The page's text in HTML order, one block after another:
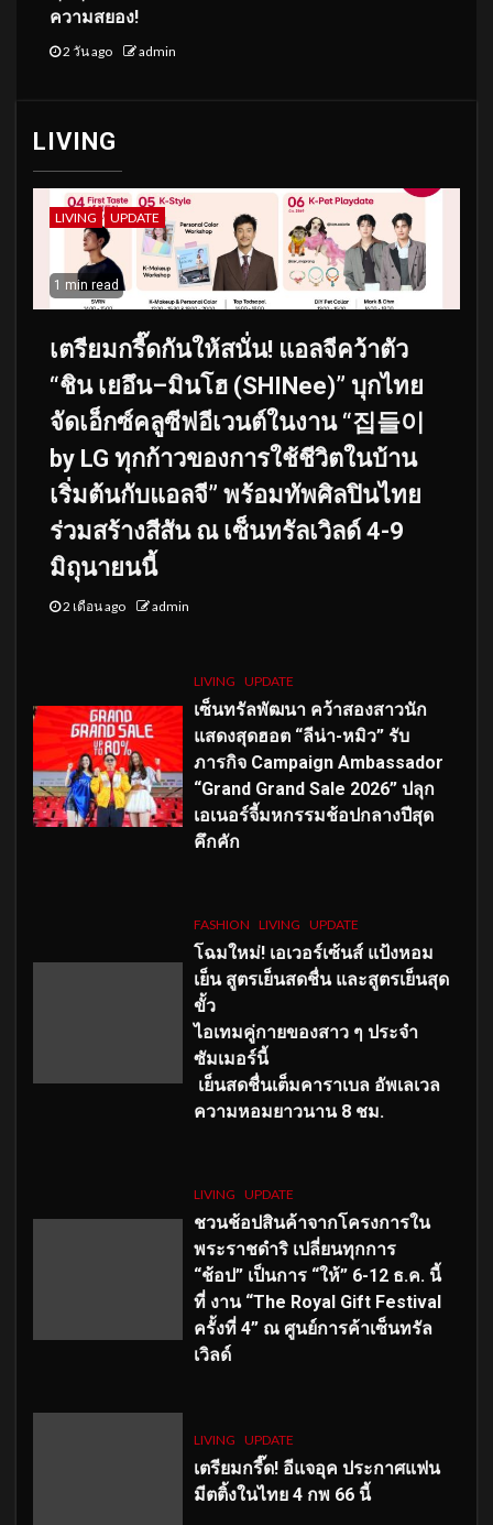
ความสยอง!
2 วัน ago admin
LIVING
LIVING UPDATE
1 min read
เตรียมกรี๊ดกันให้สนั่น! แอลจีคว้าตัว
“ชิน เยอึน–มินโฮ (SHINee)” บุกไทย
จัดเอ็กซ์คลูซีฟอีเวนต์ในงาน “집들이
by LG ทุกก้าวของการใช้ชีวิตในบ้าน
เริ่มต้นกับแอลจี” พร้อมทัพศิลปินไทย
ร่วมสร้างสีสัน ณ เซ็นทรัลเวิลด์ 4-9
มิถุนายนนี้
2 เดือน ago admin
LIVING UPDATE
เซ็นทรัลพัฒนา คว้าสองสาวนัก
แสดงสุดฮอต “ลีน่า-หมิว” รับ
ภารกิจ Campaign Ambassador
“Grand Grand Sale 2026” ปลุก
เอเนอร์จี้มหกรรมช้อปกลางปีสุด
คึกคัก
FASHION LIVING UPDATE
โฉมใหม่! เอเวอร์เซ้นส์ แป้งหอม
เย็น สูตรเย็นสดชื่น และสูตรเย็นสุด
ขั้ว
ไอเทมคู่กายของสาว ๆ ประจำ
ซัมเมอร์นี้
เย็นสดชื่นเต็มคาราเบล อัพเลเวล
ความหอมยาวนาน 8 ชม.
LIVING UPDATE
ชวนช้อปสินค้าจากโครงการใน
พระราชดำริ เปลี่ยนทุกการ
“ช้อป” เป็นการ “ให้” 6-12 ธ.ค. นี้
ที่ งาน “The Royal Gift Festival
ครั้งที่ 4” ณ ศูนย์การค้าเซ็นทรัล
เวิลด์
LIVING UPDATE
เตรียมกรี๊ด! อีแจอุค ประกาศแฟน
มีตติ้งในไทย 4 กพ 66 นี้